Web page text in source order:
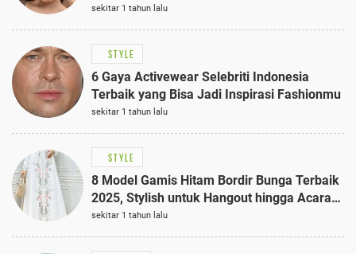
sekitar 1 tahun lalu
STYLE
6 Gaya Activewear Selebriti Indonesia
Terbaik yang Bisa Jadi Inspirasi Fashionmu
sekitar 1 tahun lalu
STYLE
8 Model Gamis Hitam Bordir Bunga Terbaik
2025, Stylish untuk Hangout hingga Acara
Semi-Formal
sekitar 1 tahun lalu